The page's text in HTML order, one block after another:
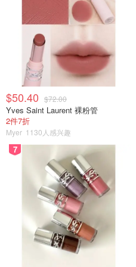
$50.40 $72.00
Yves Saint Laurent 裸粉管
2件7折
Myer 1130人感兴趣
7